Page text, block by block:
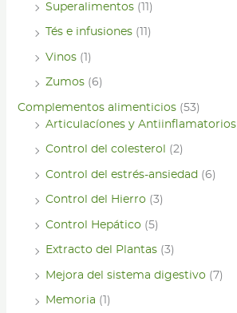
Superalimentos (11)
Tés e infusiones (11)
Vinos (1)
Zumos (6)
Complementos alimenticios (53)
Articulacíones y Antiinflamatorios
Control del colesterol (2)
Control del estrés-ansiedad (6)
Control del Hierro (3)
Control Hepático (5)
Extracto del Plantas (3)
Mejora del sistema digestivo (7)
Memoria (1)